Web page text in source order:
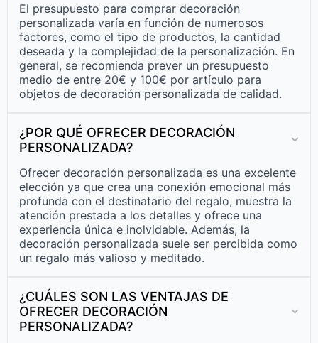
El presupuesto para comprar decoración
personalizada varía en función de numerosos
factores, como el tipo de productos, la cantidad
deseada y la complejidad de la personalización. En
general, se recomienda prever un presupuesto
medio de entre 20€ y 100€ por artículo para
objetos de decoración personalizada de calidad.
¿POR QUÉ OFRECER DECORACIÓN
PERSONALIZADA?
Ofrecer decoración personalizada es una excelente
elección ya que crea una conexión emocional más
profunda con el destinatario del regalo, muestra la
atención prestada a los detalles y ofrece una
experiencia única e inolvidable. Además, la
decoración personalizada suele ser percibida como
un regalo más valioso y meditado.
¿CUÁLES SON LAS VENTAJAS DE
OFRECER DECORACIÓN
PERSONALIZADA?